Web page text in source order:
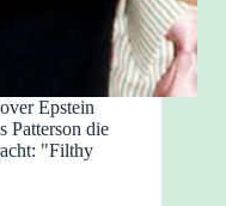
Epstein
Patterson die
"Filthy